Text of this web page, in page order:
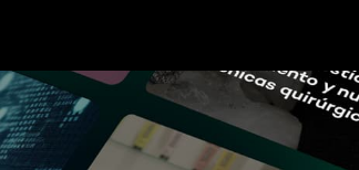
Pular para o conteúdo principal